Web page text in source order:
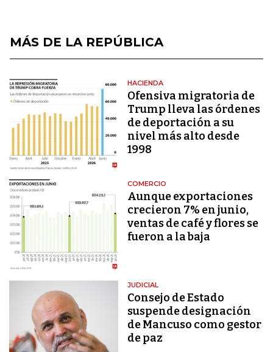
MÁS DE LA REPÚBLICA
HACIENDA
Ofensiva migratoria de
Trump lleva las órdenes
de deportación a su
nivel más alto desde
1998
COMERCIO
Aunque exportaciones
crecieron 7% en junio,
ventas de café y flores se
fueron a la baja
JUDICIAL
Consejo de Estado
suspende designación
de Mancuso como gestor
de paz